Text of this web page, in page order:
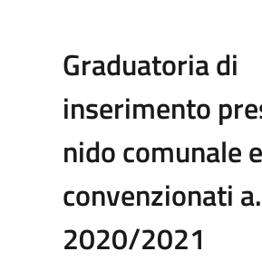
Graduatoria di
inserimento
nido comunale
convenzionati
2020/2021